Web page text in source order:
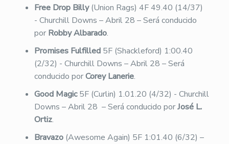
Free Drop Billy(Union Rags) 4F 49.40 (14/37)
- Churchill Downs – Abril 28 – Será conducido
por Robby Albarado.
Promises Fulfilled5F (Shackleford) 1:00.40
(2/32) - Churchill Downs – Abril 28 – Será
conducido porCorey Lanerie.
Good Magic5F (Curlin) 1.01.20 (4/32) - Churchill
Downs – Abril 28 – Será conducido porJosé L.
Ortiz.
Bravazo(Awesome Again) 5F 1:01.40 (6/32) –